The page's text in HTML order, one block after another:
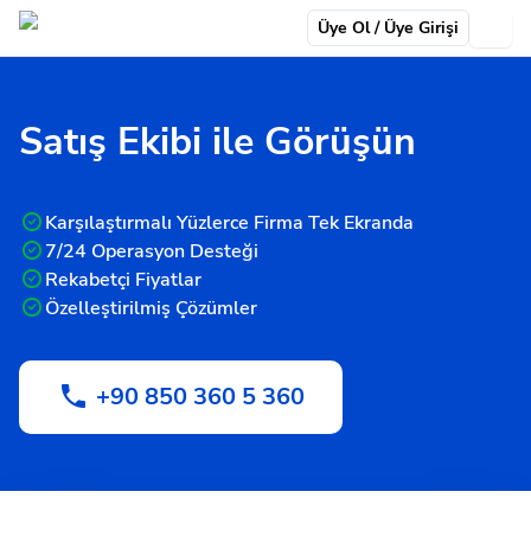
Üye Ol / Üye Girişi
Satış Ekibi ile Görüşün
Karşılaştırmalı Yüzlerce Firma Tek Ekranda
7/24 Operasyon Desteği
Rekabetçi Fiyatlar
Özelleştirilmiş Çözümler
+90 850 360 5 360